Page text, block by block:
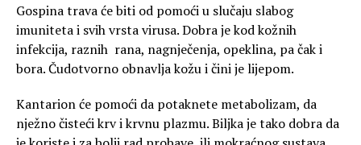
Gospina trava će biti od pomoći u slučaju slabog
imuniteta i svih vrsta virusa. Dobra je kod kožnih
infekcija, raznih rana, nagnječenja, opeklina, pa čak i
bora. Čudotvorno obnavlja kožu i čini je lijepom.
Kantarion će pomoći da potaknete metabolizam, da
nježno čisteći krv i krvnu plazmu. Biljka je tako dobra da